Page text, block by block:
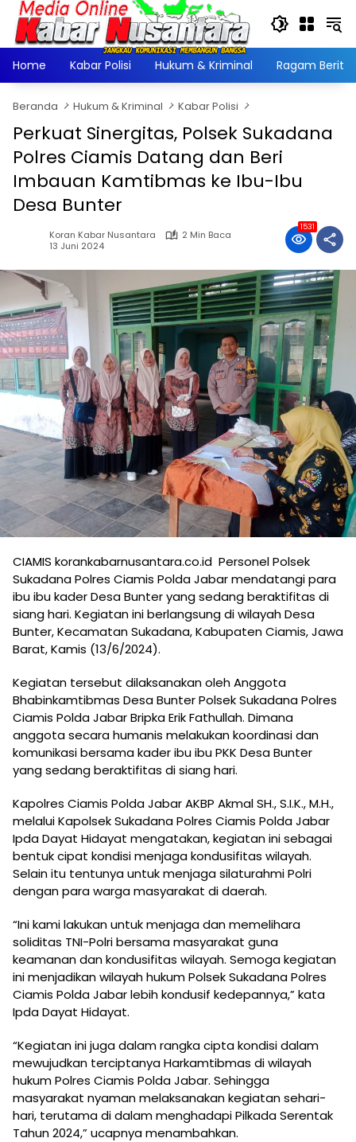
Langsung
konten
Home
Kabar Polisi Hukum & Kriminal Ragam Berita
Beranda Hukum & Kriminal Kabar Polisi
Perkuat Sinergitas, Polsek Sukadana
Polres Ciamis Datang dan Beri
Imbauan Kamtibmas ke Ibu-Ibu
Desa Bunter
Koran Kabar Nusantara
2 Min Baca
13 Juni 2024
1531
CIAMIS korankabarnusantara.co.id Personel Polsek
Sukadana Polres Ciamis Polda Jabar mendatangi para
ibu ibu kader Desa Bunter yang sedang beraktifitas di
siang hari. Kegiatan ini berlangsung di wilayah Desa
Bunter, Kecamatan Sukadana, Kabupaten Ciamis, Jawa
Barat, Kamis (13/6/2024).
Kegiatan tersebut dilaksanakan oleh Anggota
Bhabinkamtibmas Desa Bunter Polsek Sukadana Polres
Ciamis Polda Jabar Bripka Erik Fathullah. Dimana
anggota secara humanis melakukan koordinasi dan
komunikasi bersama kader ibu ibu PKK Desa Bunter
yang sedang beraktifitas di siang hari.
Kapolres Ciamis Polda Jabar AKBP Akmal SH., S.I.K., M.H.,
melalui Kapolsek Sukadana Polres Ciamis Polda Jabar
Ipda Dayat Hidayat mengatakan, kegiatan ini sebagai
bentuk cipat kondisi menjaga kondusifitas wilayah.
Selain itu tentunya untuk menjaga silaturahmi Polri
dengan para warga masyarakat di daerah.
“Ini kami lakukan untuk menjaga dan memelihara
soliditas TNI-Polri bersama masyarakat guna
keamanan dan kondusifitas wilayah. Semoga kegiatan
ini menjadikan wilayah hukum Polsek Sukadana Polres
Ciamis Polda Jabar lebih kondusif kedepannya,” kata
Ipda Dayat Hidayat.
“Kegiatan ini juga dalam rangka cipta kondisi dalam
mewujudkan terciptanya Harkamtibmas di wilayah
hukum Polres Ciamis Polda Jabar. Sehingga
masyarakat nyaman melaksanakan kegiatan sehari-
hari, terutama di dalam menghadapi Pilkada Serentak
Tahun 2024,” ucapnya menambahkan.